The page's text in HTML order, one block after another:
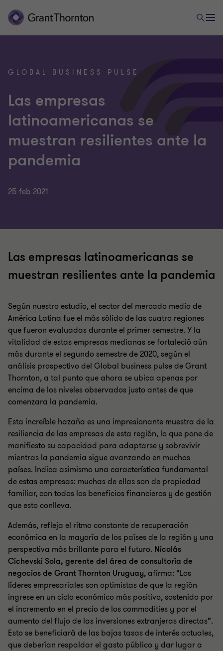
GLOBAL BUSINESS PULSE
Las empresas
latinoamericanas se
muestran resilientes ante la
pandemia
25 feb 2021
Las empresas latinoamericanas se
muestran resilientes ante la pandemia
Según nuestro estudio, el sector del mercado medio de
América Latina fue el más sólido de las cuatro regiones
que fueron evaluadas durante el primer semestre. Y la
vitalidad de estas empresas medianas se fortaleció aún
más durante el segundo semestre de 2020, según el
análisis prospectivo del Global business pulse de Grant
Thornton, a tal punto que ahora se ubica apenas por
encima de los niveles observados justo antes de que
comenzara la pandemia.
Esta increíble hazaña es una impresionante muestra de la
resiliencia de las empresas de esta región, lo que pone de
manifiesto su capacidad para adaptarse y sobrevivir
mientras la pandemia sigue avanzando en muchos
países. Indica asimismo una característica fundamental
de estas empresas: muchas de ellas son de propiedad
familiar, con todos los beneficios financieros y de gestión
que esto conlleva.
Además, refleja el ritmo constante de recuperación
económica en la mayoría de los países de la región y una
perspectiva más brillante para el futuro. Nicolás
Cichevski Sola, gerente del área de consultoría de
negocios de Grant Thornton Uruguay, afirma: “Los
líderes empresariales son optimistas de que la región
ingrese en un ciclo económico más positivo, sostenido por
el incremento en el precio de los commodities y por el
aumento del flujo de las inversiones extranjeras directas”.
Esto se beneficiará de las bajas tasas de interés actuales,
que deberían respaldar el gasto público y dar lugar a